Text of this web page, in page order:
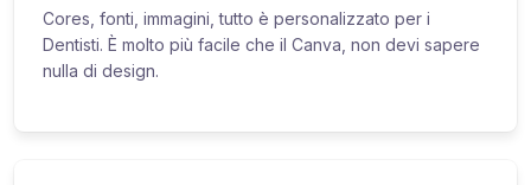
Cores, fonti, immagini, tutto è personalizzato per i
Dentisti. È molto più facile che il Canva, non devi sapere
nulla di design.